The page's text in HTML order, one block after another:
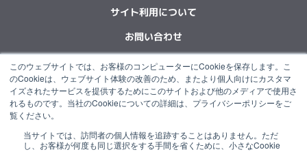
このウェブサイトでは、お客様のコンピューターにCookieを保存します。こ
のCookieは、ウェブサイト体験の改善のため、またより個人向けにカスタマ
イズされたサービスを提供するためにこのサイトおよび他のメディアで使用さ
れるものです。当社のCookieについての詳細は、プライバシーポリシーをご
覧ください。
当サイトでは、訪問者の個人情報を追跡することはありません。ただ
し、お客様が何度も同じ選択をする手間を省くために、小さなCookie
サイト利用について
お問い合わせ
F
a
c
e
b
o
L
i
n
k
d
X
-
t
w
t
Y
o
u
t
b
I
n
s
t
g
I
n
s
t
g
“NARUMI”は石塚硝子グループの一員です。